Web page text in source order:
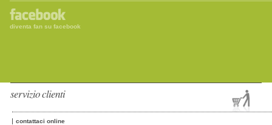
diventa fan su facebook
servizio clienti
contattaci online